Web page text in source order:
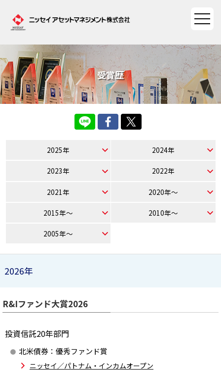
ファンド情報
ファンド情報TOP
海外休日カレンダー
投資信託新商品のご案内
投資信託償還商品のご案内
ちょこっと3分！ファンドシアター
有価証券届出書の効力の発生の有無について
リーズ
確定拠出年金について
マーケット情報
マーケット情報TOP
マーケット指数
マーケットレポート
大関 洋の「十字路」
資産形成サービス
Nダイレクト
Goal Navi
お問い合わせ
よくあるご質問
投資の教室
サステナビリティ
サステナビリティTOP
サステナビリティ経営
SDGsとは？
サステナビリティ経営基本方針
ニッセイアセットの重要課題
サステナビリティへの取り組み
プレスリリース
採用情報
検索したいキーワードを入力してください。
受賞歴
2025年 2024年
2023年 2022年
2021年 2020年～
2015年～ 2010年～
2005年～
2026年
R&Iファンド大賞2026
投資信託20年部門
北米債券： 優秀ファンド賞
ニッセイ／パトナム・インカムオープン